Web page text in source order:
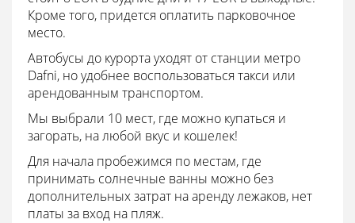
Кроме того, придется оплатить парковочное
место.
Автобусы до курорта уходят от станции метро
Dafni, но удобнее воспользоваться такси или
арендованным транспортом.
Мы выбрали 10 мест, где можно купаться и
загорать, на любой вкус и кошелек!
Для начала пробежимся по местам, где
принимать солнечные ванны можно без
дополнительных затрат на аренду лежаков, нет
платы за вход на пляж.